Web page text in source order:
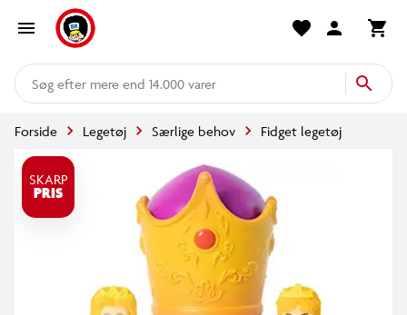
mere end 14.000 varer
Forside Legetøj Særlige behov Fidget legetøj
SKARP
PRIS